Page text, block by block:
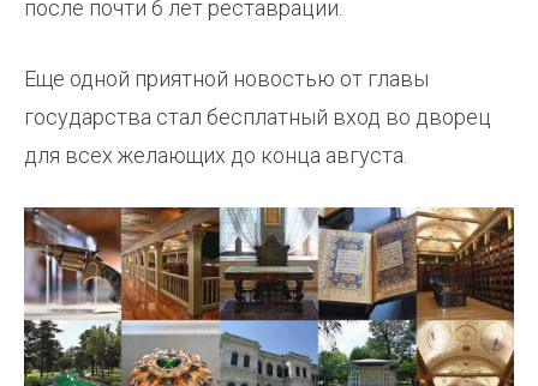
после почти 6 лет реставрации.
Еще одной приятной новостью от главы
государства стал бесплатный вход во дворец
для всех желающих до конца августа.